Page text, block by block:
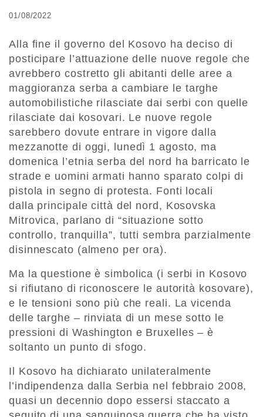
01/08/2022
Alla fine il governo del Kosovo ha deciso di
posticipare l’attuazione delle nuove regole che
avrebbero costretto gli abitanti delle aree a
maggioranza serba a cambiare le targhe
automobilistiche rilasciate dai serbi con quelle
rilasciate dai kosovari. Le nuove regole
sarebbero dovute entrare in vigore dalla
mezzanotte di oggi, lunedì 1 agosto, ma
domenica l’etnia serba del nord ha barricato le
strade e uomini armati hanno sparato colpi di
pistola in segno di protesta. Fonti locali
dalla principale città del nord, Kosovska
Mitrovica, parlano di “situazione sotto
controllo, tranquilla”, tutti sembra parzialmente
disinnescato (almeno per ora).
Ma la questione è simbolica (i serbi in Kosovo
si rifiutano di riconoscere le autorità kosovare),
e le tensioni sono più che reali. La vicenda
delle targhe – rinviata di un mese sotto le
pressioni di Washington e Bruxelles – è
soltanto un punto di sfogo.
Il Kosovo ha dichiarato unilateralmente
l’indipendenza dalla Serbia nel febbraio 2008,
quasi un decennio dopo essersi staccato a